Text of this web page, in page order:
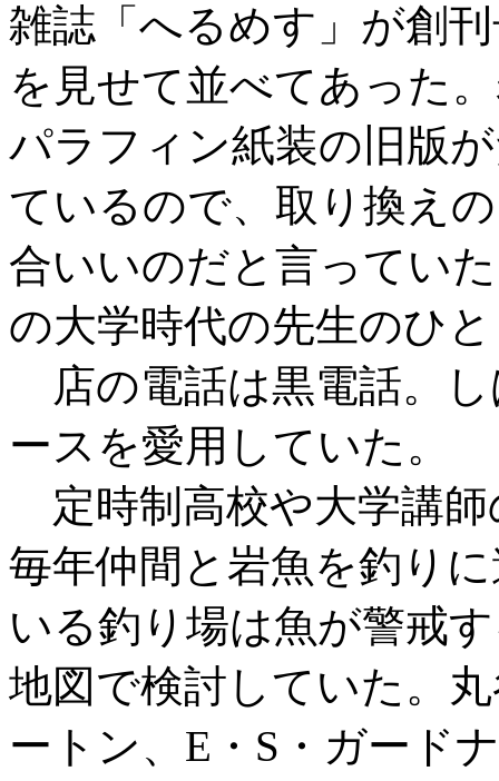
雑誌「へるめす」が創
を見せて並べてあった
パラフィン紙装の旧版
ているので、取り換え
合いいのだと言ってい
の大学時代の先生のひ
店の電話は黒電話。
ースを愛用していた。
定時制高校や大学講
毎年仲間と岩魚を釣り
いる釣り場は魚が警戒
地図で検討していた。
ートン、E・S・ガード